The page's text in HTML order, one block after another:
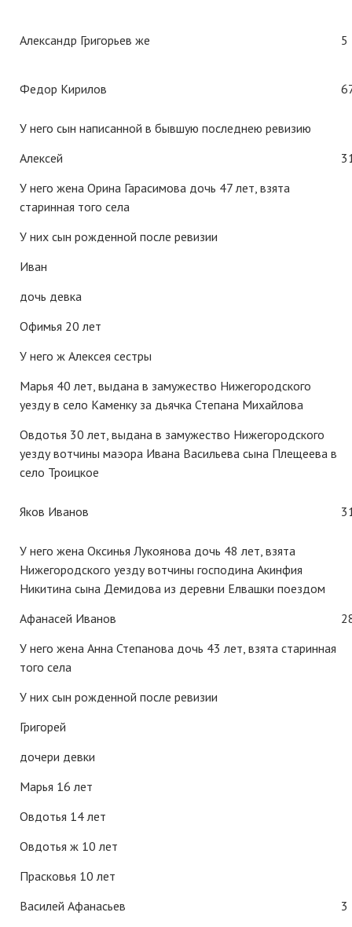
Александр Григорьев же 5
Федор Кирилов
У него сын написанной в бывшую последнею ревизию
Алексей
У него жена Орина Гарасимова дочь 47 лет, взята
старинная того села
У них сын рожденной после ревизии
Иван
дочь девка
Офимья 20 лет
У него ж Алексея сестры
Марья 40 лет, выдана в замужество Нижегородского
уезду в село Каменку за дьячка Степана Михайлова
Овдотья 30 лет, выдана в замужество Нижегородского
уезду вотчины маэора Ивана Васильева сына Плещеева в
село Троицкое
Яков Иванов
У него жена Оксинья Лукоянова дочь 48 лет, взята
Нижегородского уезду вотчины господина Акинфия
Никитина сына Демидова из деревни Елвашки поездом
Афанасей Иванов
У него жена Анна Степанова дочь 43 лет, взята старинная
того села
У них сын рожденной после ревизии
Григорей
дочери девки
Марья 16 лет
Овдотья 14 лет
Овдотья ж 10 лет
Прасковья 10 лет
Василей Афанасьев
3